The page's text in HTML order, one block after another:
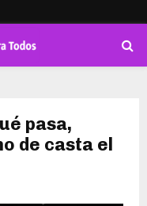
pasa,
de casta el